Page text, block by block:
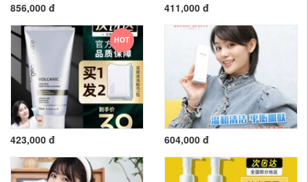
856,000 đ 411,000 đ
HOT
423,000 đ 604,000 đ